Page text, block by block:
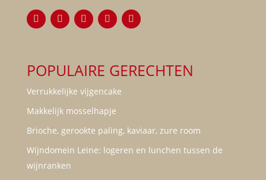
POPULAIRE GERECHTEN
Verrukkelijke vijgencake
Makkelijk mosselhapje
Brioche, gerookte paling, kaviaar, zure room
Wijndomein Leine: logeren en lunchen tussen de
wijnranken